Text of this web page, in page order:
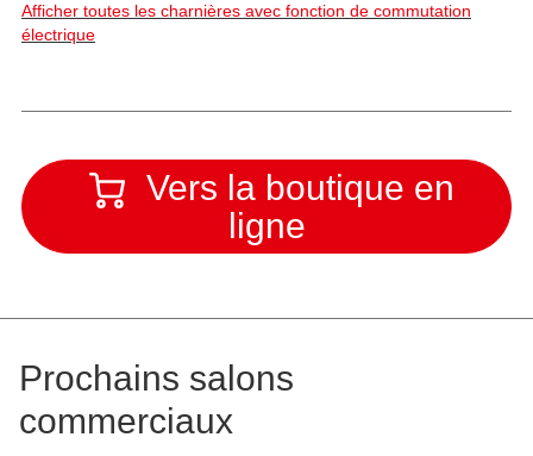
Afficher toutes les charnières avec fonction de commutation
électrique
Vers la boutique en
ligne
Prochains salons
commerciaux